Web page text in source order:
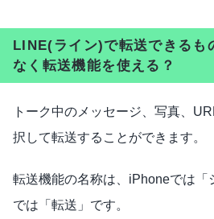
LINE(ライン)で転送できるも
なく転送機能を使える？
トーク中のメッセージ、写真、
択して転送することができます。
転送機能の名称は、 iPhoneでは「
では「転送」です。